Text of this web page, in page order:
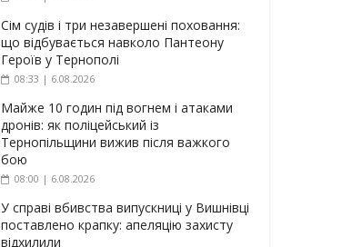
Сім судів і три незавершені поховання:
що відбувається навколо Пантеону
Героїв у Тернополі
08:33 | 6.08.2026
Майже 10 годин під вогнем і атаками
дронів: як поліцейський із
Тернопільщини вижив після важкого
бою
08:00 | 6.08.2026
У справі вбивства випускниці у Вишнівці
поставлено крапку: апеляцію захисту
відхилили